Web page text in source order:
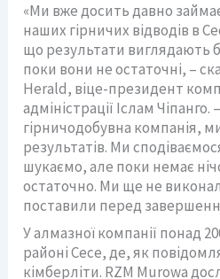
«Ми вже досить давно
наших гірничих відводів в
що результати виглядають
поки вони не остаточні, –
Herald, віце-президент
адміністрації Іслам Чіпанго.
гірничодобувна компанія,
результатів. Ми
шукаємо, але поки немає
остаточно. Ми ще не
поставили перед
У алмазної компанії понад
районі Сесе, де, як
кімберліти. RZM Murowa